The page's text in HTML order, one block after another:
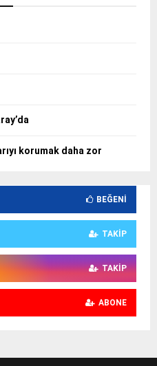
korumak daha zor
BEĞENI
TAKIP
TAKIP
ABONE